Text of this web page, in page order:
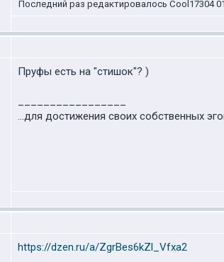
Последний раз редактировалось Cool17304
Пруфы есть на "стишок"? )
...для достижения своих собственных
https://dzen.ru/a/ZgrBes6kZl_Vfxa2